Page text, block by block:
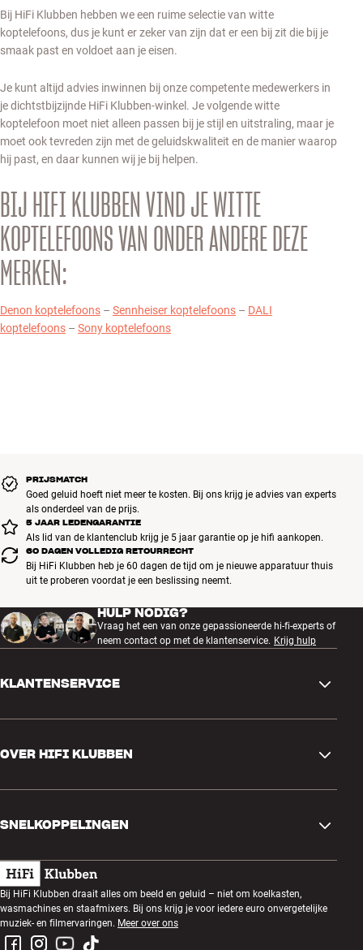
Bij HiFi Klubben hebben we een ruime selectie van witte
koptelefoons, dus je kunt er zeker van zijn dat er een bij zit die bij je
smaak past en voldoet aan je eisen.
Je kunt altijd advies inwinnen bij onze competente medewerkers in
je dichtstbijzijnde HiFi Klubben-winkel. Je volgende witte
koptelefoon moet niet alleen passen bij je stijl en uitstraling, maar je
moet ook tevreden zijn met de geluidskwaliteit en de manier waarop
hij past, en daar kunnen wij je bij helpen.
BIJ HIFI KLUBBEN VIND JE WITTE
KOPTELEFOONS VAN ONDER ANDERE DEZE
MERKEN:
Denon koptelefoons – Sennheiser koptelefoons – DALI
koptelefoons – Sony koptelefoons
PRIJSMATCH
Goed geluid hoeft niet meer te kosten. Bij ons krijg je advies van experts
als onderdeel van de prijs.
5 JAAR LEDENGARANTIE
Als lid van de klantenclub krijg je 5 jaar garantie op je hifi aankopen.
60 DAGEN VOLLEDIG RETOURRECHT
Bij HiFi Klubben heb je 60 dagen de tijd om je nieuwe apparatuur thuis
uit te proberen voordat je een beslissing neemt.
HULP NODIG?
Vraag het een van onze gepassioneerde hi-fi-experts of
neem contact op met de klantenservice. Krijg hulp
KLANTENSERVICE
Ruilen en retourneren
Bestelling herroepen
Algemene voorwaarden
Privacybeleid
OVER HIFI KLUBBEN
Klantenclub
Luisteravond
Prijsvragen
SNELKOPPELINGEN
Cadeaubonnen
Bouwen met geluid
Montage en installatie
Bij HiFi Klubben draait alles om beeld en geluid – niet om koelkasten,
wasmachines en staafmixers. Bij ons krijg je voor iedere euro onvergetelijke
muziek- en filmervaringen. Meer over ons